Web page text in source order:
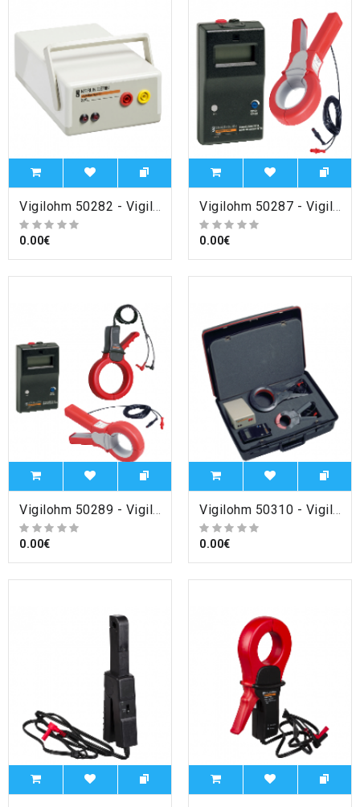
Vigilohm 50282 - Vigilohm - générateur de signal de recherche XGR alimentation - 220-240Vca , Schneider Electric
0.00€
Vigilohm 50287 - Vigilohm - récepteur portable XRM et pince XP50 , Schneider Electric
0.00€
Vigilohm 50289 - Vigilohm - récepteur portable XRM et pinces XP50 & XP100 , Schneider Electric
0.00€
Vigilohm 50310 - Vigilohm - kit de recherche mobile XGR + XRM + XP15 + XP50 + XP100 , Schneider Electric
0.00€